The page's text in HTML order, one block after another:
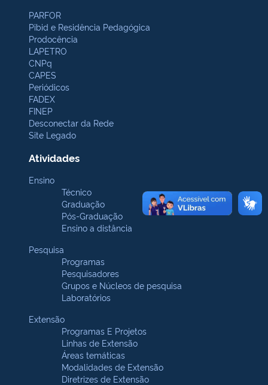
PARFOR
Pibid e Residência Pedagógica
Prodocência
LAPETRO
CNPq
CAPES
Periódicos
FADEX
FINEP
Desconectar da Rede
Site Legado
Atividades
Ensino
Técnico
Graduação
Pós-Graduação
Ensino a distância
Pesquisa
Programas
Pesquisadores
Grupos e Núcleos de pesquisa
Laboratórios
Extensão
Programas E Projetos
Linhas de Extensão
Áreas temáticas
Modalidades de Extensão
Diretrizes de Extensão